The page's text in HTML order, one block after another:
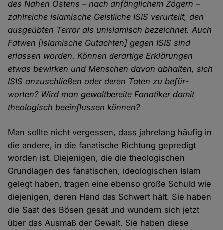
des Nahen Ostens – nach anfäng­lichem Zögern –
zahlreiche islamische Geistliche ISIS verurteilt, den
ausge­übten Terror als un­islamisch bezeichnet. Auch
Fatwen [islamische Gutachten] gegen ISIS sind
erlassen worden. Können derartige Erklärungen
etwas bewirken und Menschen davon abhalten, sich
ISIS anzuschließen oder deren Taten zu befür­
worten? Wird man gewalt­bereite Fanatiker damit
theologisch beein­flussen können?
Man sollte nicht vergessen, dass jahre­lang häufig in
die andere, in die fanatische Richtung gepredigt
worden ist. Diejenigen, die die theo­logischen
Grund­lagen des fanatischen, ideo­logischen Islam
gelegt haben, tragen eine ebenso große Schuld wie
die­jenigen, deren Hand das Schwert hält. Sie haben
die Saat des Bösen gesät und wundern sich jetzt
über das Ausmaß der Gewalt. Sie haben diese